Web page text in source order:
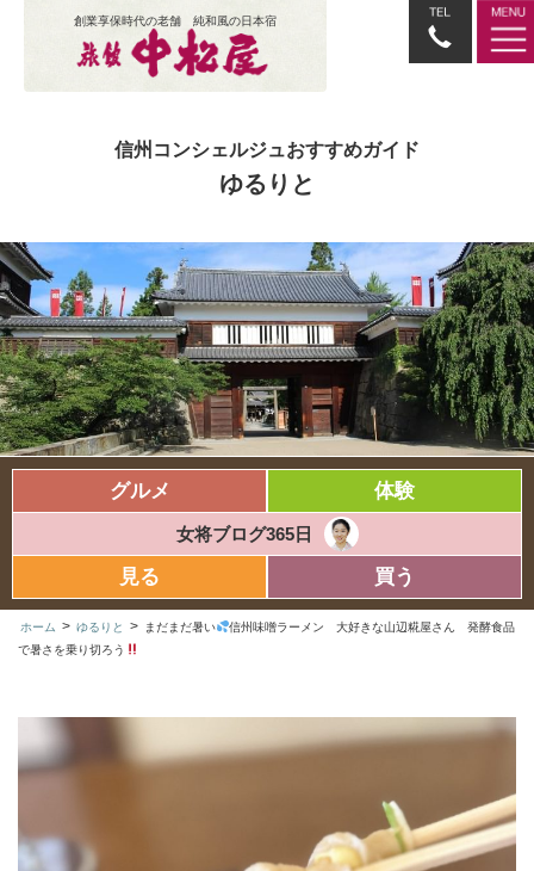
創業享保時代の老舗 純和風の日本宿
信州コンシェルジュおすすめガイド
ゆるりと
グルメ 体験
女将ブログ365日
見る 買う
ホーム > ゆるりと > まだまだ暑い
信州味噌ラーメン 大好きな山辺糀屋さん 発酵食品
で暑さを乗り切ろう